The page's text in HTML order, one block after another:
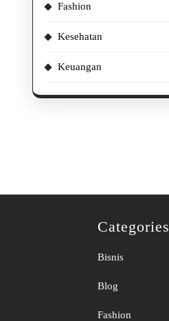
Fashion
Kesehatan
Keuangan
Categories
Bisnis
Blog
Fashion